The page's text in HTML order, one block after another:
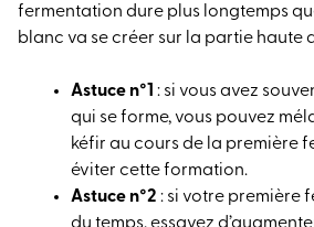
fermentation dure plus longtemps
blanc va se créer sur la partie haute
Astuce n°1 : si vous avez
qui se forme, vous pouvez
kéfir au cours de la première
éviter cette formation.
Astuce n°2 : si votre première